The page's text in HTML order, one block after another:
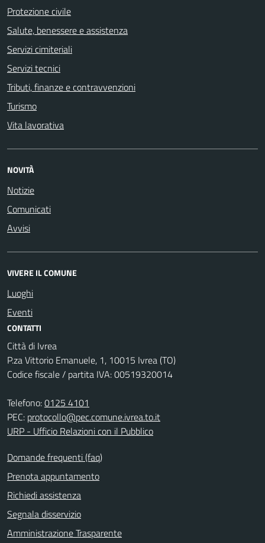
Protezione civile
Salute, benessere e assistenza
Servizi cimiteriali
Servizi tecnici
Tributi, finanze e contravvenzioni
Turismo
Vita lavorativa
NOVITÀ
Notizie
Comunicati
Avvisi
VIVERE IL COMUNE
Luoghi
Eventi
CONTATTI
Città di Ivrea
P.za Vittorio Emanuele, 1, 10015 Ivrea (TO)
Codice fiscale / partita IVA: 00519320014
Telefono:0125 4101
PEC: protocollo@pec.comune.ivrea.to.it
URP - Ufficio Relazioni con il Pubblico
Domande frequenti (faq)
Prenota appuntamento
Richiedi assistenza
Segnala disservizio
Amministrazione Trasparente